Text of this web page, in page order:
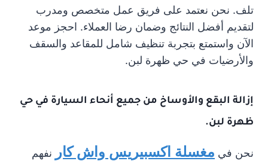
تلف. نحن نعتمد على فريق عمل متخصص ومدرب
لتقديم أفضل النتائج وضمان رضا العملاء. احجز موعد
الآن واستمتع بتجربة تنظيف شامل للمقاعد والسقف
والأرضيات في حي ظهرة لبن.
إزالة البقع والأوساخ من جميع أنحاء السيارة في حي
ظهرة لبن.
نحن في مغسلة اكسبيريس واش كار
نفهم